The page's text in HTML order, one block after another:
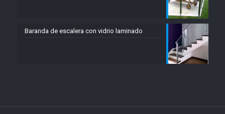
Baranda de escalera con vidrio laminado